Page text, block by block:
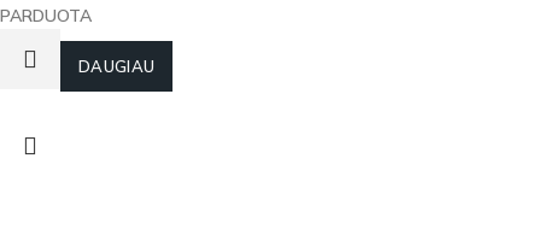
PARDUOTA
DAUGIAU